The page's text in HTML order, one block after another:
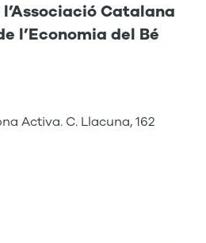
Catalana
l’Economia del Bé
Activa. C. Llacuna, 162